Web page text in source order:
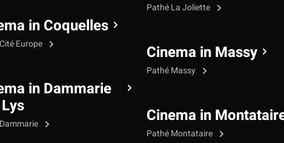
in Coquelles
Europe
in Dammarie
Pathé La Joliette
Cinema in Massy
Pathé Massy
Cinema in
Pathé Montataire